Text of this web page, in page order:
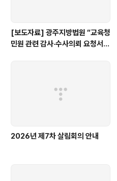
[보도자료] 광주지방법원 “교육청
민원 관련 감사·수사의뢰 요청서,
2026년 제7차 살림회의 안내